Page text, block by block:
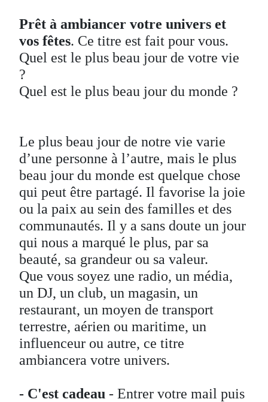
Prêt à ambiancer votre univers et
vos fêtes. Ce titre est fait pour vous.
Quel est le plus beau jour de votre vie
?
Quel est le plus beau jour du monde ?
Le plus beau jour de notre vie varie
d’une personne à l’autre, mais le plus
beau jour du monde est quelque chose
qui peut être partagé. Il favorise la joie
ou la paix au sein des familles et des
communautés. Il y a sans doute un jour
qui nous a marqué le plus, par sa
beauté, sa grandeur ou sa valeur.
Que vous soyez une radio, un média,
un DJ, un club, un magasin, un
restaurant, un moyen de transport
terrestre, aérien ou maritime, un
influenceur ou autre, ce titre
ambiancera votre univers.
- C'est cadeau - Entrer votre mail puis